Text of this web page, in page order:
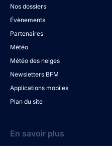
Nos dossiers
Évènements
Partenaires
Météo
Météo des neiges
Newsletters BFM
Applications mobiles
Plan du site
En savoir plus